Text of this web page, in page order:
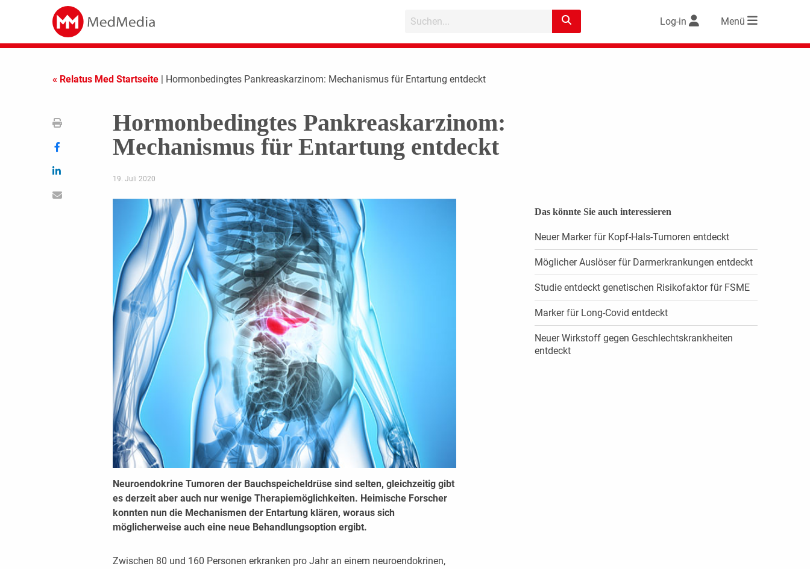
Log-in Menü
« Relatus Med Startseite | Hormonbedingtes Pankreaskarzinom: Mechanismus für Entartung entdeckt
Hormonbedingtes Pankreaskarzinom:
Mechanismus für Entartung entdeckt
19. Juli 2020
Neuroendokrine Tumoren der Bauchspeicheldrüse sind selten, gleichzeitig gibt
es derzeit aber auch nur wenige Therapiemöglichkeiten. Heimische Forscher
konnten nun die Mechanismen der Entartung klären, woraus sich
möglicherweise auch eine neue Behandlungsoption ergibt.
Zwischen 80 und 160 Personen erkranken pro Jahr an einem neuroendokrinen,
Das könnte Sie auch interessieren
Neuer Marker für Kopf-Hals-Tumoren entdeckt
Möglicher Auslöser für Darmerkrankungen entdeckt
Studie entdeckt genetischen Risikofaktor für FSME
Marker für Long-Covid entdeckt
Neuer Wirkstoff gegen Geschlechtskrankheiten
entdeckt